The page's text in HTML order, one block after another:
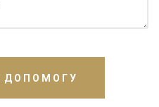
ДОПОМОГУ